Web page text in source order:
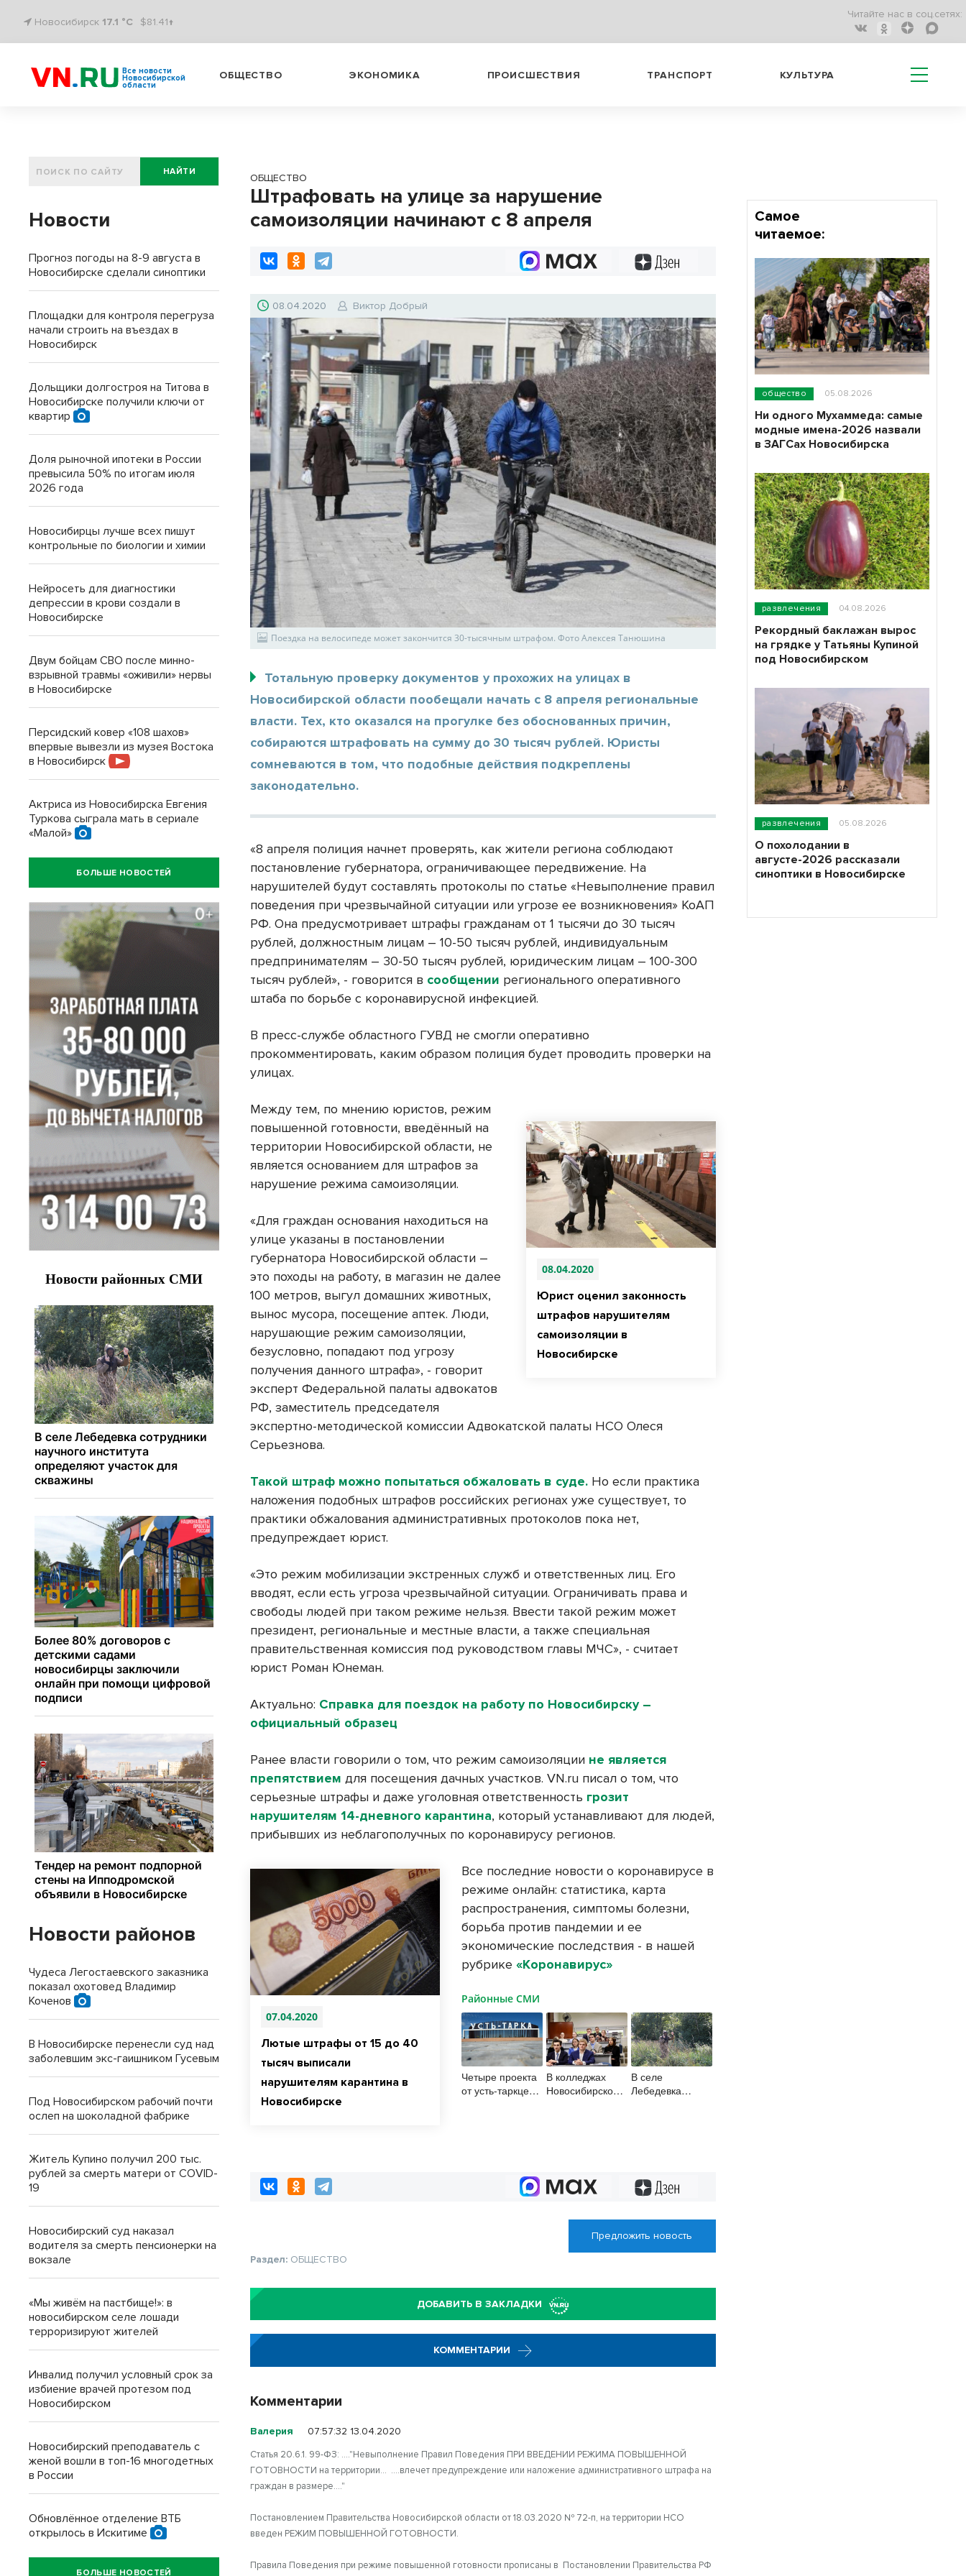
Новосибирск 17.1 °C $81.41↑
Читайте нас в соц.сетях:
Все новости
Новосибирской
области
ОБЩЕСТВО ЭКОНОМИКА ПРОИСШЕСТВИЯ ТРАНСПОРТ КУЛЬТУРА
ОБЩЕСТВО
Штрафовать на улице за нарушение
самоизоляции начинают с 8 апреля
08.04.2020 Виктор Добрый
Поездка на велосипеде может закончится 30-тысячным штрафом. Фото Алексея Танюшина
Тотальную проверку документов у прохожих на улицах в
Новосибирской области пообещали начать с 8 апреля региональные
власти. Тех, кто оказался на прогулке без обоснованных причин,
собираются штрафовать на сумму до 30 тысяч рублей. Юристы
сомневаются в том, что подобные действия подкреплены
законодательно.
«8 апреля полиция начнет проверять, как жители региона соблюдают
постановление губернатора, ограничивающее передвижение. На
нарушителей будут составлять протоколы по статье «Невыполнение правил
поведения при чрезвычайной ситуации или угрозе ее возникновения» КоАП
РФ. Она предусмотривает штрафы гражданам от 1 тысячи до 30 тысяч
рублей, должностным лицам – 10-50 тысяч рублей, индивидуальным
предпринимателям – 30-50 тысяч рублей, юридическим лицам – 100-300
тысяч рублей», - говорится в сообщении регионального оперативного
штаба по борьбе с коронавирусной инфекцией.
В пресс-службе областного ГУВД не смогли оперативно
прокомментировать, каким образом полиция будет проводить проверки на
улицах.
08.04.2020
Юрист оценил законность
штрафов нарушителям
самоизоляции в
Новосибирске
Между тем, по мнению юристов, режим
повышенной готовности, введённый на
территории Новосибирской области, не
является основанием для штрафов за
нарушение режима самоизоляции.
«Для граждан основания находиться на
улице указаны в постановлении
губернатора Новосибирской области –
это походы на работу, в магазин не далее
100 метров, выгул домашних животных,
вынос мусора, посещение аптек. Люди,
нарушающие режим самоизоляции,
безусловно, попадают под угрозу
получения данного штрафа», - говорит
эксперт Федеральной палаты адвокатов
РФ, заместитель председателя
экспертно-методической комиссии Адвокатской палаты НСО Олеся
Серьезнова.
Такой штраф можно попытаться обжаловать в суде. Но если практика
наложения подобных штрафов российских регионах уже существует, то
практики обжалования административных протоколов пока нет,
предупреждает юрист.
«Это режим мобилизации экстренных служб и ответственных лиц. Его
вводят, если есть угроза чрезвычайной ситуации. Ограничивать права и
свободы людей при таком режиме нельзя. Ввести такой режим может
президент, региональные и местные власти, а также специальная
правительственная комиссия под руководством главы МЧС», - считает
юрист Роман Юнеман.
Актуально: Справка для поездок на работу по Новосибирску –
официальный образец
Ранее власти говорили о том, что режим самоизоляции не является
препятствием для посещения дачных участков. VN.ru писал о том, что
серьезные штрафы и даже уголовная ответственность грозит
нарушителям 14-дневного карантина, который устанавливают для людей,
прибывших из неблагополучных по коронавирусу регионов.
07.04.2020
Лютые штрафы от 15 до 40
тысяч выписали
нарушителям карантина в
Новосибирске
Все последние новости о коронавирусе в
режиме онлайн: статистика, карта
распространения, симптомы болезни,
борьба против пандемии и ее
экономические последствия - в нашей
рубрике«Коронавирус»
Районные СМИ
Четыре проекта
от усть-таркцев
В колледжах
Новосибирской
В селе
Лебедевка
Предложить новость
Раздел: ОБЩЕСТВО
ДОБАВИТЬ В ЗАКЛАДКИ
КОММЕНТАРИИ
Комментарии
Валерия 07:57:32 13.04.2020
Статья 20.6.1. 99-ФЗ: …."Невыполнение Правил Поведения ПРИ ВВЕДЕНИИ РЕЖИМА ПОВЫШЕННОЙ
ГОТОВНОСТИ на территории… ….влечет предупреждение или наложение административного штрафа на
граждан в размере…."
Постановлением Правительства Новосибирской области от 18.03.2020 № 72-п, на территории НСО
введен РЕЖИМ ПОВЫШЕННОЙ ГОТОВНОСТИ.
Правила Поведения при режиме повышенной готовности прописаны в Постановлении Правительства РФ
НАЙТИ
Новости
Прогноз погоды на 8-9 августа в
Новосибирске сделали синоптики
Площадки для контроля перегруза
начали строить на въездах в
Новосибирск
Дольщики долгостроя на Титова в
Новосибирске получили ключи от
квартир
Доля рыночной ипотеки в России
превысила 50% по итогам июля
2026 года
Новосибирцы лучше всех пишут
контрольные по биологии и химии
Нейросеть для диагностики
депрессии в крови создали в
Новосибирске
Двум бойцам СВО после минно-
взрывной травмы «оживили» нервы
в Новосибирске
Персидский ковер «108 шахов»
впервые вывезли из музея Востока
в Новосибирск
Актриса из Новосибирска Евгения
Туркова сыграла мать в сериале
«Малой»
БОЛЬШЕ НОВОСТЕЙ
Новости районов
Чудеса Легостаевского заказника
показал охотовед Владимир
Коченов
В Новосибирске перенесли суд над
заболевшим экс-гаишником Гусевым
Под Новосибирском рабочий почти
ослеп на шоколадной фабрике
Житель Купино получил 200 тыс.
рублей за смерть матери от COVID-
19
Новосибирский суд наказал
водителя за смерть пенсионерки на
вокзале
«Мы живём на пастбище!»: в
новосибирском селе лошади
терроризируют жителей
Инвалид получил условный срок за
избиение врачей протезом под
Новосибирском
Новосибирский преподаватель с
женой вошли в топ-16 многодетных
в России
Обновлённое отделение ВТБ
открылось в Искитиме
БОЛЬШЕ НОВОСТЕЙ
Самое
читаемое:
общество 05.08.2026
Ни одного Мухаммеда: самые
модные имена-2026 назвали
в ЗАГСах Новосибирска
развлечения 04.08.2026
Рекордный баклажан вырос
на грядке у Татьяны Купиной
под Новосибирском
развлечения 05.08.2026
О похолодании в
августе-2026 рассказали
синоптики в Новосибирске